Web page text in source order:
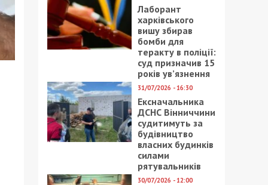
Лаборант
харківського
вишу збирав
бомби для
теракту в поліції:
суд призначив 15
років ув’язнення
31/07/2026 - 16:30
Ексначальника
ДСНС Вінниччини
судитимуть за
будівництво
власних будинків
силами
рятувальників
30/07/2026 - 12:00